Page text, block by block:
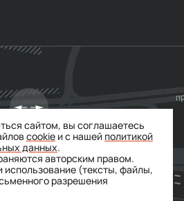
сайтом, вы соглашаетесь
cookie и с нашей политикой
данных.
авторским правом.
(тексты, файлы,
разрешения